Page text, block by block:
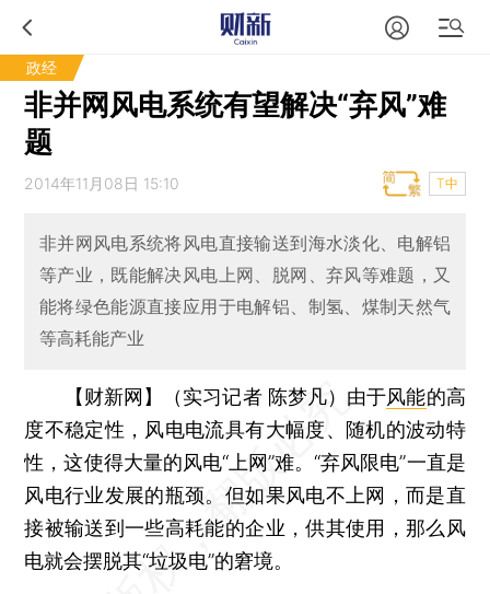
政经
非并网风电系统有望解决“弃风”难
题
2014年11月08日 15:10 T中
非并网风电系统将风电直接输送到海水淡化、电解铝
等产业，既能解决风电上网、脱网、弃风等难题，又
能将绿色能源直接应用于电解铝、制氢、煤制天然气
等高耗能产业
【财新网】（实习记者 陈梦凡） 由于风能的高
度不稳定性，风电电流具有大幅度、随机的波动特
性，这使得大量的风电“上网”难。“弃风限电”一直是
风电行业发展的瓶颈。但如果风电不上网，而是直
接被输送到一些高耗能的企业，供其使用，那么风
电就会摆脱其“垃圾电”的窘境。